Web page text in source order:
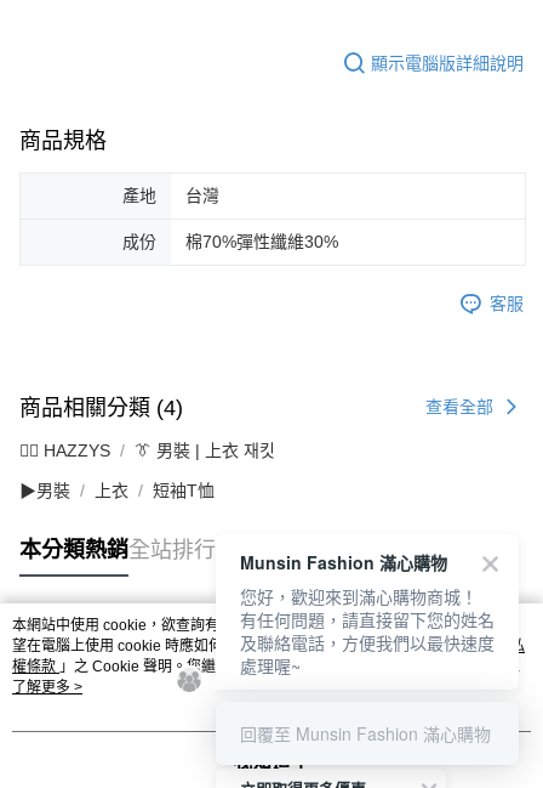
顯示電腦版詳細說明
商品規格
產地 台灣
成份 棉70%彈性纖維30%
客服
商品相關分類 (4) 查看全部
🐕‍🦺 HAZZYS 👔 男裝 | 上衣 재킷
▶男裝 上衣 短袖T恤
本分類熱銷全站排行
熱門標籤
本網站中使用 cookie，欲查詢有關本網站使用 cookie 方式之詳情，及若您不希
望在電腦上使用 cookie 時應如何變更電腦的 cookie 設定，請參閱本網站「
隱私
權條款 」之 Cookie 聲明。您繼續使用本網站即表示您同意本公司得按本網站使
用條款之 Cookie 聲明使用 cookie。
了解更多 >
我知道了
Munsin Fashion 滿心購物
您好，歡迎來到滿心購物商城！
有任何問題，請直接留下您的姓名
及聯絡電話，方便我們以最快速度
處理喔~
回覆至 Munsin Fashion 滿心購物